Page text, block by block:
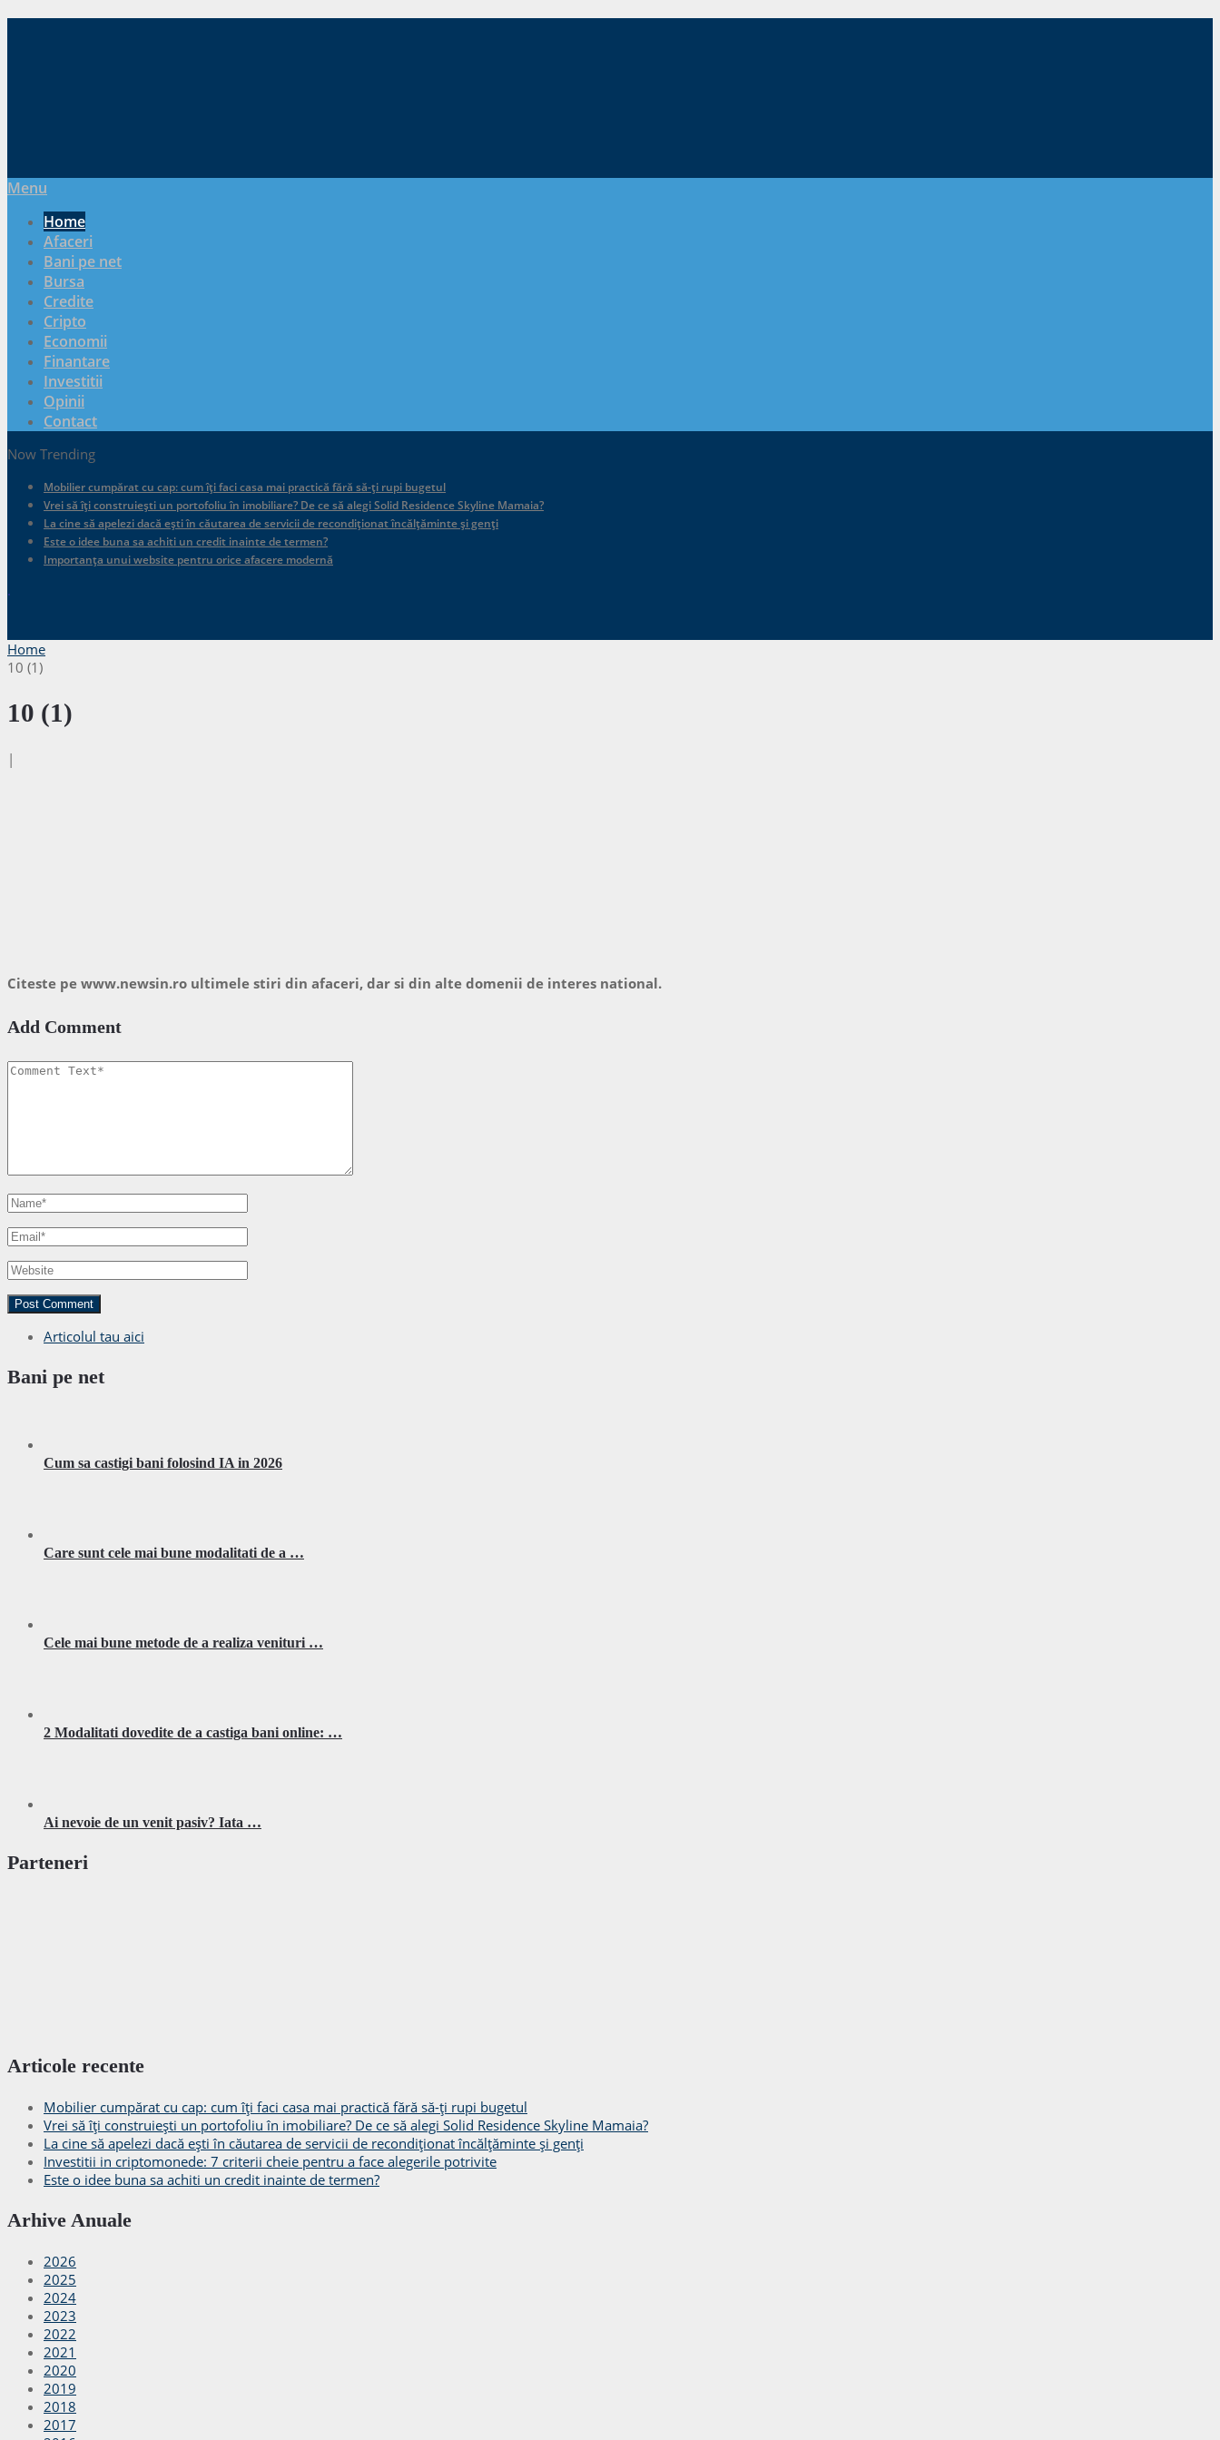
Menu
Home
Afaceri
Bani pe net
Bursa
Credite
Cripto
Economii
Finantare
Investitii
Opinii
Contact
Now Trending
Mobilier cumpărat cu cap: cum îți faci casa mai practică fără să-ți rupi bugetul
Vrei să îți construiești un portofoliu în imobiliare? De ce să alegi Solid Residence Skyline Mamaia?
La cine să apelezi dacă ești în căutarea de servicii de recondiționat încălțăminte și genți
Este o idee buna sa achiti un credit inainte de termen?
Importanța unui website pentru orice afacere modernă
.
Home
10 (1)
10 (1)
|
Citeste pe www.newsin.ro ultimele stiri din afaceri, dar si din alte domenii de interes national.
Add Comment
Articolul tau aici
Bani pe net
Cum sa castigi bani folosind IA in 2026
Care sunt cele mai bune modalitati de a …
Cele mai bune metode de a realiza venituri …
2 Modalitati dovedite de a castiga bani online: …
Ai nevoie de un venit pasiv? Iata …
Parteneri
Articole recente
Mobilier cumpărat cu cap: cum îți faci casa mai practică fără să-ți rupi bugetul
Vrei să îți construiești un portofoliu în imobiliare? De ce să alegi Solid Residence Skyline Mamaia?
La cine să apelezi dacă ești în căutarea de servicii de recondiționat încălțăminte și genți
Investitii in criptomonede: 7 criterii cheie pentru a face alegerile potrivite
Este o idee buna sa achiti un credit inainte de termen?
Arhive Anuale
2026
2025
2024
2023
2022
2021
2020
2019
2018
2017